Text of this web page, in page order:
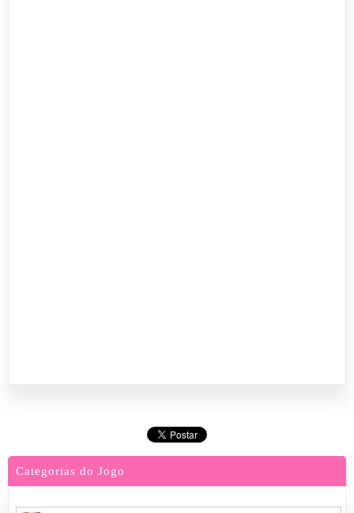
Categorias do Jogo